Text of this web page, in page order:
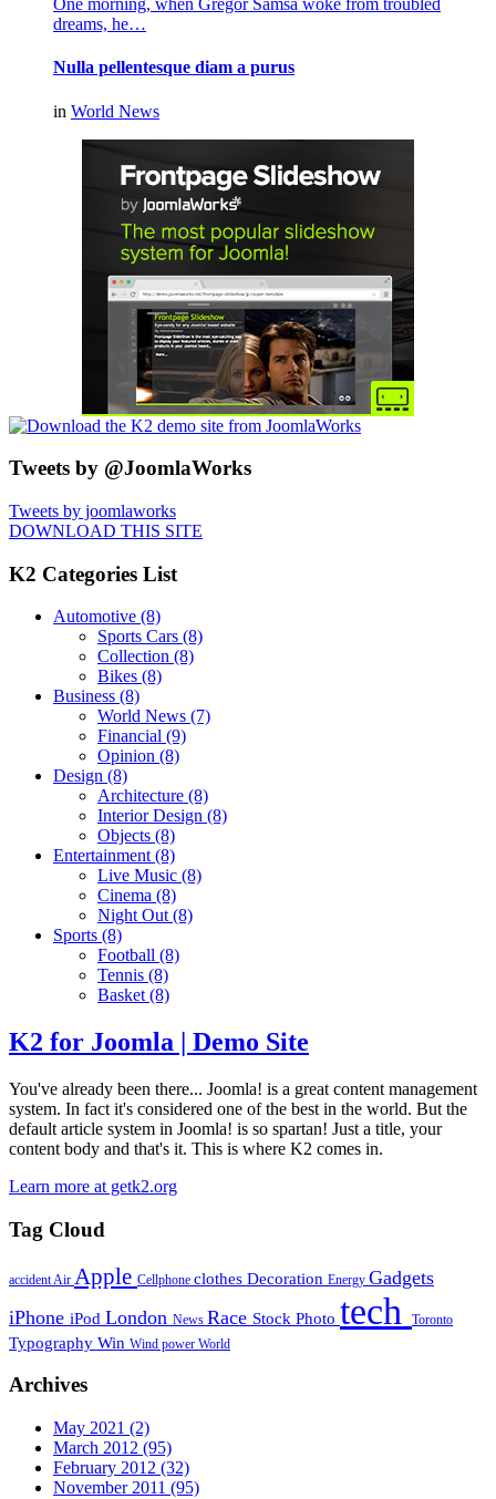
One morning, when Gregor Samsa woke from troubled
dreams, he…
Nulla pellentesque diam a purus
in World News
Tweets by @JoomlaWorks
Tweets by joomlaworks
DOWNLOAD THIS SITE
K2 Categories List
Automotive (8)
Sports Cars (8)
Collection (8)
Bikes (8)
Business (8)
World News (7)
Financial (9)
Opinion (8)
Design (8)
Architecture (8)
Interior Design (8)
Objects (8)
Entertainment(8)
Live Music (8)
Cinema (8)
Night Out(8)
Sports (8)
Football (8)
Tennis (8)
Basket(8)
K2 for Joomla | Demo Site
You've already been there... Joomla! is a great content management
system. In fact it's considered one of the best in the world. But the
default article system in Joomla! is so spartan! Just a title, your
content body and that's it. This is where K2 comes in.
Learn more at getk2.org
Tag Cloud
accident Air Apple Cellphone clothes Decoration Energy Gadgets
iPhone iPod London News Race Stock Photo tech Toronto
Typography Win Wind power World
Archives
May 2021 (2)
March 2012 (95)
February 2012 (32)
November 2011 (95)